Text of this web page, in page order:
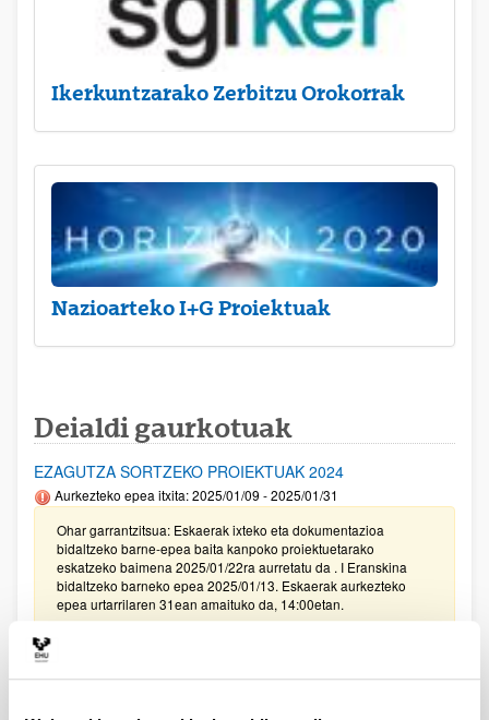
Ikerkuntzarako Zerbitzu Orokorrak
Nazioarteko I+G Proiektuak
Deialdi gaurkotuak
EZAGUTZA SORTZEKO PROIEKTUAK 2024
Aurkezteko epea itxita: 2025/01/09 - 2025/01/31
Ohar garrantzitsua: Eskaerak ixteko eta dokumentazioa
bidaltzeko barne-epea baita kanpoko proiektuetarako
eskatzeko baimena 2025/01/22ra aurretatu da . I Eranskina
bidaltzeko barneko epea 2025/01/13. Eskaerak aurkezteko
epea urtarrilaren 31ean amaituko da, 14:00etan.
UPV/EHUren IKERKETA PROIEKTUETARAKO LAGUNTZEN
DEIALDIA (2024)